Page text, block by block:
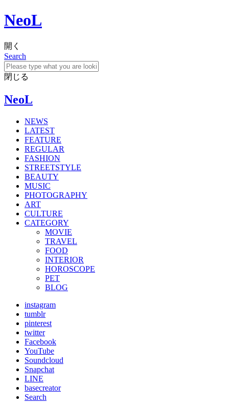
NeoL
開く
Search
閉じる
NeoL
NEWS
LATEST
FEATURE
REGULAR
FASHION
STREETSTYLE
BEAUTY
MUSIC
PHOTOGRAPHY
ART
CULTURE
CATEGORY
MOVIE
TRAVEL
FOOD
INTERIOR
HOROSCOPE
PET
BLOG
instagram
tumblr
pinterest
twitter
Facebook
YouTube
Soundcloud
Snapchat
LINE
basecreator
Search